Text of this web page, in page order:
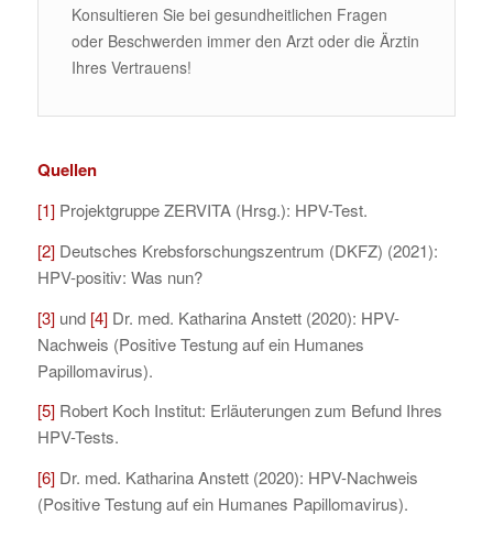
Konsultieren Sie bei gesundheitlichen Fragen
oder Beschwerden immer den Arzt oder die Ärztin
Ihres Vertrauens!
Quellen
[1]Projektgruppe ZERVITA (Hrsg.): HPV-Test.
[2]Deutsches Krebsforschungszentrum (DKFZ) (2021):
HPV-positiv: Was nun?
[3]und [4]Dr. med. Katharina Anstett (2020): HPV-
Nachweis (Positive Testung auf ein Humanes
Papillomavirus).
[5]Robert Koch Institut: Erläuterungen zum Befund Ihres
HPV-Tests.
[6]Dr. med. Katharina Anstett (2020): HPV-Nachweis
(Positive Testung auf ein Humanes Papillomavirus).